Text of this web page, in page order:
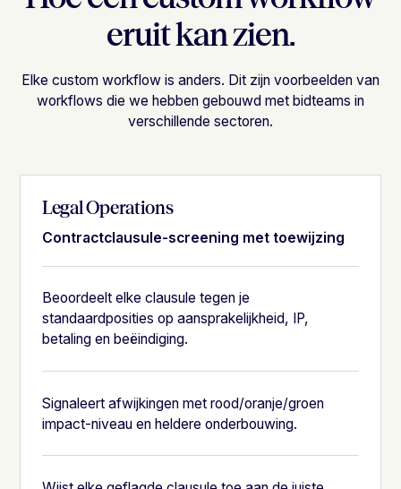
eruit kan zien.
Elke custom workflow is anders. Dit zijn voorbeelden van
workflows die we hebben gebouwd met bidteams in
verschillende sectoren.
Legal Operations
Contractclausule-screening met toewijzing
Beoordeelt elke clausule tegen je
standaardposities op aansprakelijkheid, IP,
betaling en beëindiging.
Signaleert afwijkingen met rood/oranje/groen
impact-niveau en heldere onderbouwing.